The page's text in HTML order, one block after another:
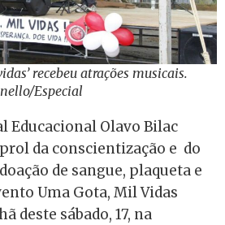
recebeu atrações musicais.
Especial
Educacional Olavo Bilac
da conscientização e do
de sangue, plaqueta e
Uma Gota, Mil Vidas
deste sábado, 17, na